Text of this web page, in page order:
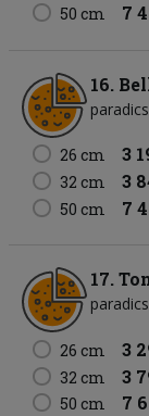
50 cm 7
16.
26 cm 3
32 cm 3
50 cm 7
17.
26 cm 3
32 cm 3
50 cm 7